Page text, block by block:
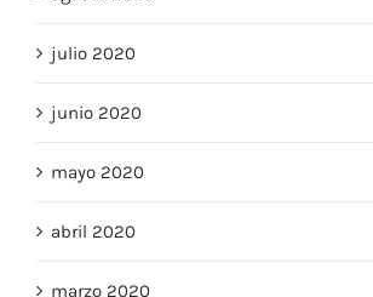
agosto 2020
julio 2020
junio 2020
mayo 2020
abril 2020